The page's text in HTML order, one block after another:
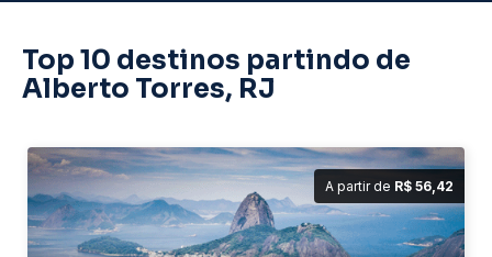
Top 10 destinos partindo de
Alberto Torres, RJ
A partir de R$ 56,42